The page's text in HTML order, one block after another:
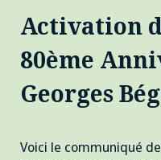
Activation
80ème
Georges
Voici le communiqué